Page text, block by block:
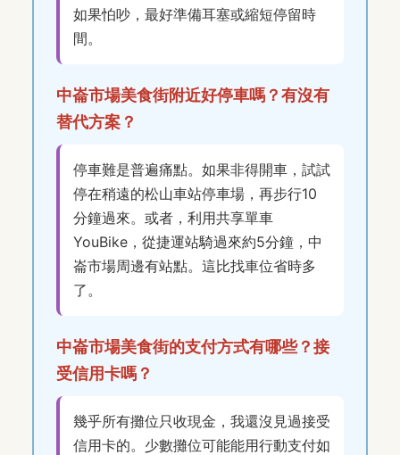
如果怕吵，最好準備耳塞或縮短停留時
間。
中崙市場美食街附近好停車嗎？有沒有
替代方案？
停車難是普遍痛點。如果非得開車，試試
停在稍遠的松山車站停車場，再步行10
分鐘過來。或者，利用共享單車
YouBike，從捷運站騎過來約5分鐘，中
崙市場周邊有站點。這比找車位省時多
了。
中崙市場美食街的支付方式有哪些？接
受信用卡嗎？
幾乎所有攤位只收現金，我還沒見過接受
信用卡的。少數攤位可能能用行動支付如